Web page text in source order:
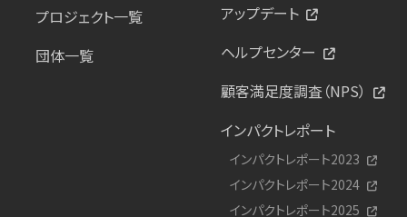
プロジェクト一覧
団体一覧
アップデート
ヘルプセンター
顧客満足度調査（NPS）
インパクトレポート
インパクトレポート2023
インパクトレポート2024
インパクトレポート2025